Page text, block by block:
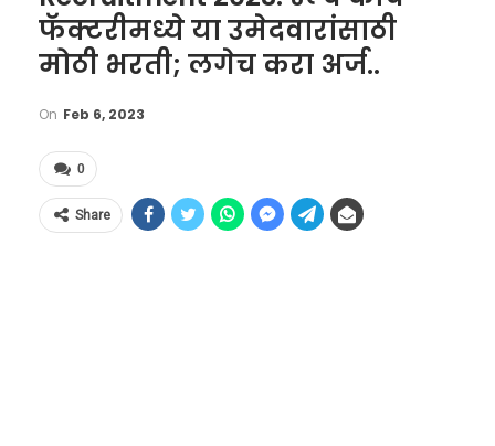
फॅक्टरीमध्ये या उमेदवारांसाठी
मोठी भरती; लगेच करा अर्ज..
On Feb 6, 2023
0
Share